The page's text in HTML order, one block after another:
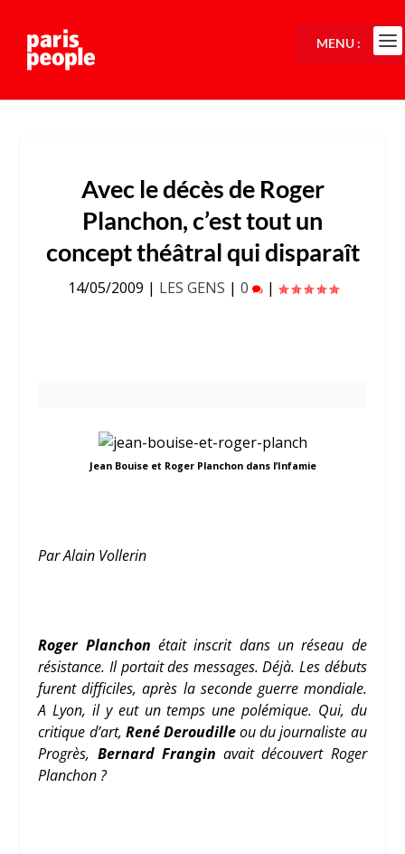
Avec le décès de Roger
Planchon, c’est tout un
concept théâtral qui disparaît
14/05/2009 | LES GENS | 0 |
Jean Bouise et Roger Planchon dans l’Infamie
Par Alain Vollerin
Roger Planchon était inscrit dans un réseau de
résistance. Il portait des messages. Déjà. Les débuts
furent difficiles, après la seconde guerre mondiale.
A Lyon, il y eut un temps une polémique. Qui, du
critique d’art, René Deroudilleou du journaliste au
Progrès, Bernard Frangin avait découvert Roger
Planchon ?
MENU :